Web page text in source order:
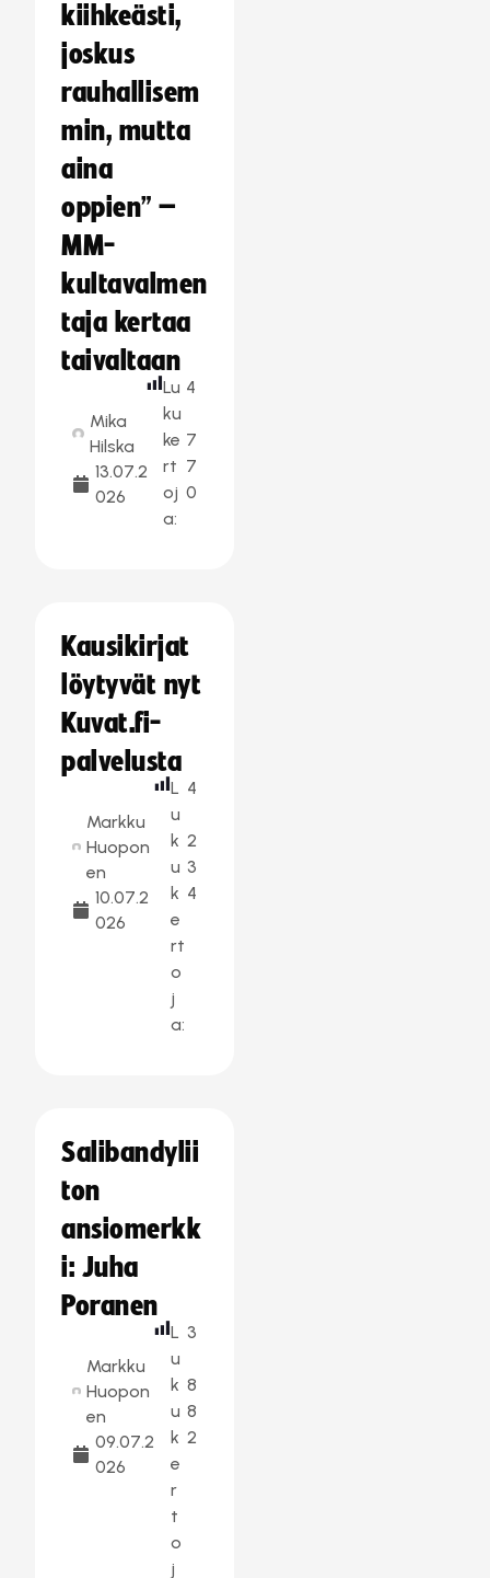
kiihkeästi,
joskus
rauhallisem
min, mutta
aina
oppien” –
MM-
kultavalmen
taja kertaa
taivaltaan
Mika
Hilska
13.07.2
026
Lu
ku
ke
rt
oj
a:
4
7
7
0
Kausikirjat
löytyvät nyt
Kuvat.fi-
palvelusta
Markku
Huopon
en
10.07.2
026
L
u
k
u
k
e
rt
o
j
a:
4
2
3
4
Salibandylii
ton
ansiomerkk
i: Juha
Poranen
Markku
Huopon
en
09.07.2
026
L
u
k
u
k
e
r
t
o
j
3
8
8
2